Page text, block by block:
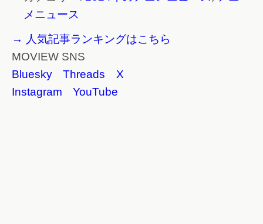
メニュース
→ 人気記事ランキングはこちら
MOVIEW SNS
Bluesky
Threads
X
Instagram
YouTube